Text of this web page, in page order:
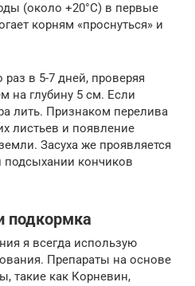
(около +20°C) в первые
корням «проснуться» и
в 5-7 дней, проверяя
на глубину 5 см. Если
лить. Признаком перелива
листьев и появление
Засуха же проявляется
подсыхании кончиков
подкормка
я всегда использую
Препараты на основе
такие как Корневин,